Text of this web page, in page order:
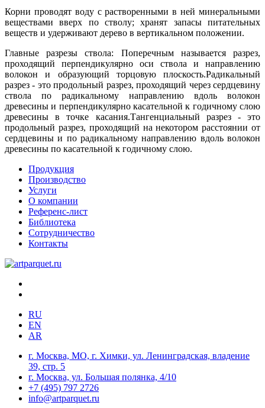
Корни проводят воду с растворенными в ней минеральными
веществами вверх по стволу; хранят запасы питательных
веществ и удерживают дерево в вертикальном положении.
Главные разрезы ствола: Поперечным называется разрез,
проходящий перпендикулярно оси ствола и направлению
волокон и образующий торцовую плоскость.Радикальный
разрез - это продольный разрез, проходящий через сердцевину
ствола по радикальному направлению вдоль волокон
древесины и перпендикулярно касательной к годичному слою
древесины в точке касания.Тангенциальный разрез - это
продольный разрез, проходящий на некотором расстоянии от
сердцевины и по радикальному направлению вдоль волокон
древесины по касательной к годичному слою.
Продукция
Производство
Услуги
О компании
Референс-лист
Библиотека
Сотрудничество
Контакты
RU
EN
AR
г. Москва, МО, г. Химки, ул. Ленинградская, владение
39, стр. 5
г. Москва, ул. Большая полянка, 4/10
+7 (495) 797 2726
info@artparquet.ru